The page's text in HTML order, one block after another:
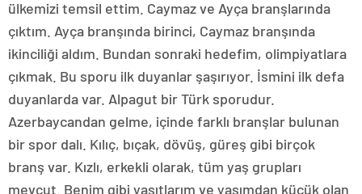
ülkemizi temsil ettim. Caymaz ve Ayça branşlarında
çıktım. Ayça branşında birinci, Caymaz branşında
ikinciliği aldım. Bundan sonraki hedefim, olimpiyatlara
çıkmak. Bu sporu ilk duyanlar şaşırıyor. İsmini ilk defa
duyanlarda var. Alpagut bir Türk sporudur.
Azerbaycandan gelme, içinde farklı branşlar bulunan
bir spor dalı. Kılıç, bıçak, dövüş, güreş gibi birçok
branş var. Kızlı, erkekli olarak, tüm yaş grupları
mevcut. Benim gibi yaşıtlarım ve yaşımdan küçük olan